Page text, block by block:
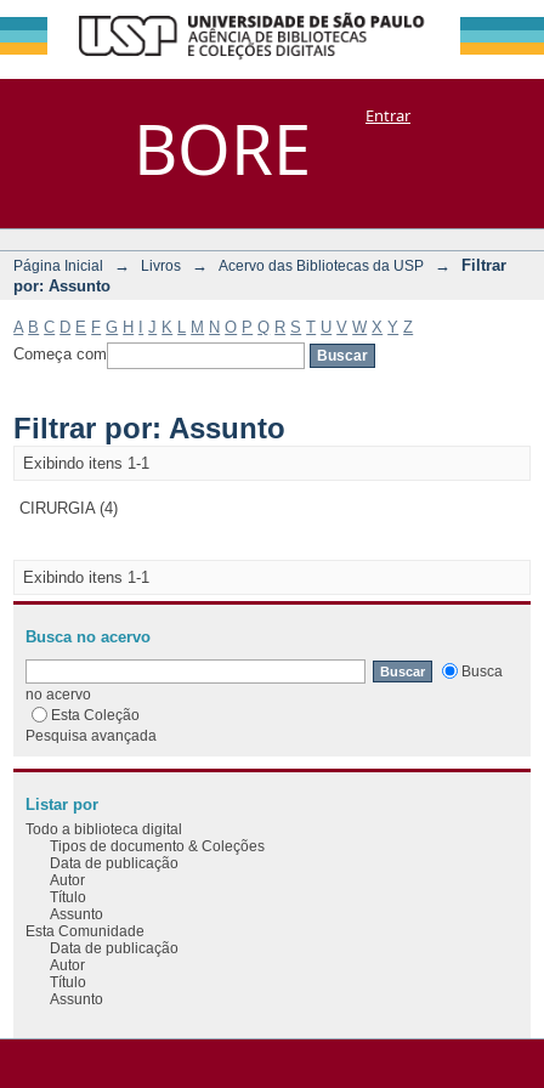
BORE
Filtrar por:
Assunto
DSpace/Manakin + CoriscoEntrar
Página Inicial → Livros → Acervo das Bibliotecas da USP →
Filtrar
por: Assunto
A B C D E F G H J K M N O P Q R S T U V W X Y Z
Começa com
Filtrar por: Assunto
Exibindo itens 1-1
CIRURGIA (4)
Exibindo itens 1-1
Busca no acervo
Busca
no acervo
Esta Coleção
Pesquisa avançada
Listar por
Todo a biblioteca digital
Tipos de documento & Coleções
Data de publicação
Autor
Título
Assunto
Esta Comunidade
Data de publicação
Autor
Título
Assunto